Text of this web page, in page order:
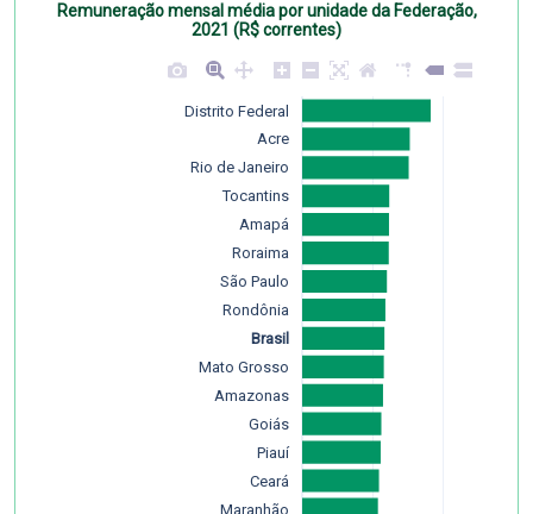
Remuneração mensal média por unidade da Federação,
2021 (R$ correntes)
Maranhão
Ceará
Piauí
Goiás
Amazonas
Mato Grosso
Brasil
Rondônia
São Paulo
Roraima
Amapá
Tocantins
Rio de Janeiro
Acre
Distrito Federal